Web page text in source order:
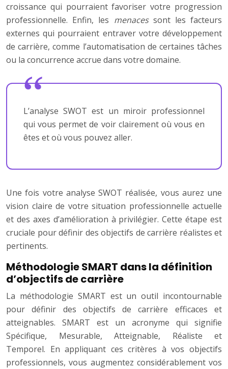
croissance qui pourraient favoriser votre progression
professionnelle. Enfin, les menaces sont les facteurs
externes qui pourraient entraver votre développement
de carrière, comme l’automatisation de certaines tâches
ou la concurrence accrue dans votre domaine.
L’analyse SWOT est un miroir professionnel
qui vous permet de voir clairement où vous en
êtes et où vous pouvez aller.
Une fois votre analyse SWOT réalisée, vous aurez une
vision claire de votre situation professionnelle actuelle
et des axes d’amélioration à privilégier. Cette étape est
cruciale pour définir des objectifs de carrière réalistes et
pertinents.
Méthodologie SMART dans la définition
d’objectifs de carrière
La méthodologie SMART est un outil incontournable
pour définir des objectifs de carrière efficaces et
atteignables. SMART est un acronyme qui signifie
Spécifique, Mesurable, Atteignable, Réaliste et
Temporel. En appliquant ces critères à vos objectifs
professionnels, vous augmentez considérablement vos